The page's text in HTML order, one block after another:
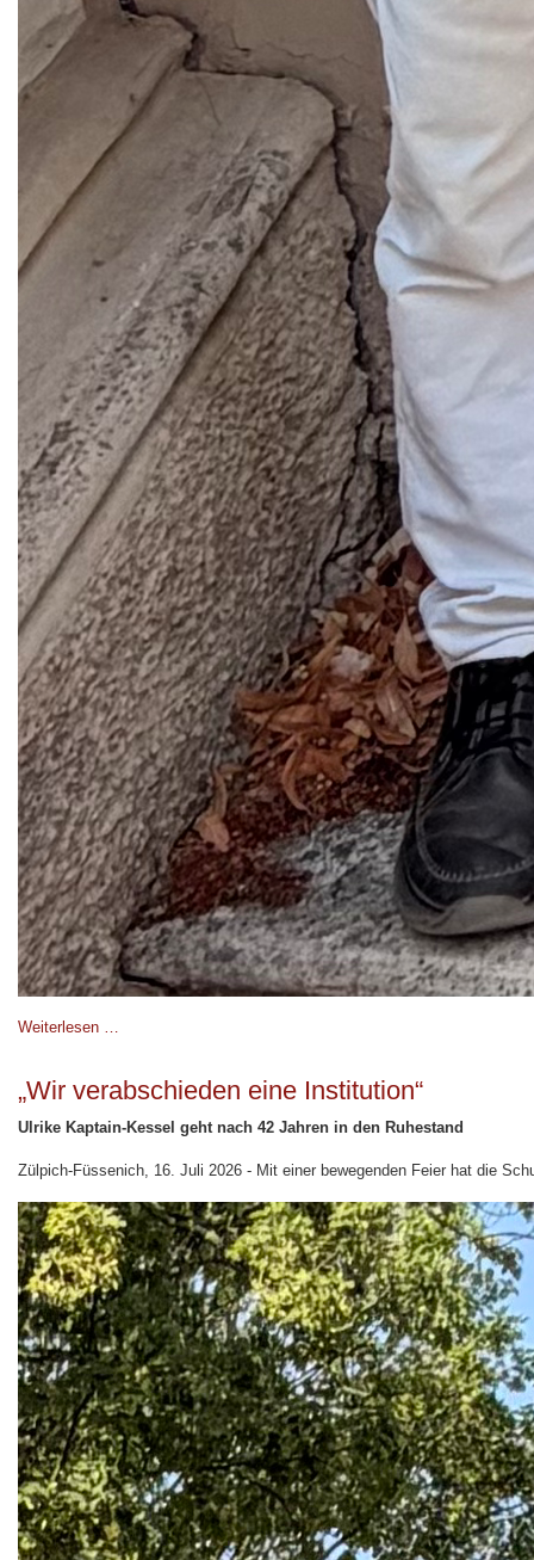
Weiterlesen …
„Wir verabschieden eine Institution“
Ulrike Kaptain-Kessel geht nach 42 Jahren in den Ruhestand
Zülpich-Füssenich, 16. Juli 2026 - Mit einer bewegenden Feier hat die